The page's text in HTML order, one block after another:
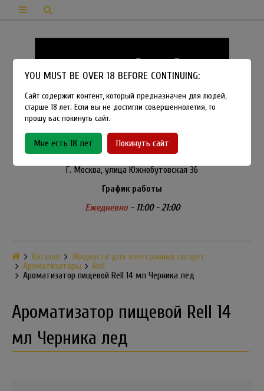
8-915-450-21-92
Розничный магазин Method Vapeshop
Г. Москва, улица Южнобутовская 36
График работы
Ежедневно- 11:00 - 21:00
Каталог
Жидкости для электронных сигарет
Ароматизаторы
Rell
Ароматизатор пищевой Rell 14 мл Черника лед
Ароматизатор пищевой Rell 14
мл Черника лед
YOU MUST BE OVER 18 BEFORE CONTINUING:
Сайт содержит контент, который предназначен для людей,
старше 18 лет. Если вы не достигли совершеннолетия, то
прошу вас покинуть сайт.
Мне есть 18 лет Покинуть сайт